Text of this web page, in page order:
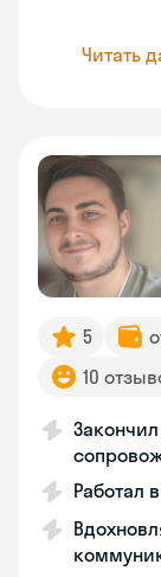
Читать
5
10
Работал